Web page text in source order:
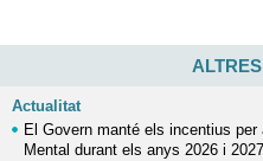
Actualitat
El Govern manté els incentius
Mental durant els anys 2026 i 2027